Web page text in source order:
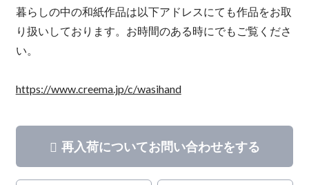
暮らしの中の和紙作品は以下アドレスにても作品をお取
り扱いしております。お時間のある時にでもご覧くださ
い。
https://www.creema.jp/c/wasihand
再入荷についてお問い合わせをする